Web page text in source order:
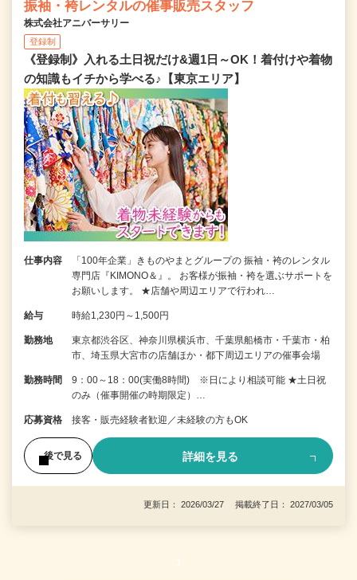
振袖・袴レンタルの催事販売スタッフ
株式会社アニバーサリー
登録制
《登録制》入れる土日祝だけ&週1日～OK！着付けや着物
の知識もイチから学べる♪【東京エリア】
仕事内容
「100年企業」きものやまとグループの 振袖・袴のレンタル
専門店『KIMONO＆』。 お客様が振袖・袴を選ぶサポートを
お願いします。 ★店舗や周辺エリアで行われ…
給与 時給1,230円～1,500円
勤務地
東京都渋谷区、神奈川県横浜市、千葉県船橋市・千葉市・柏
市、埼玉県大宮市の店舗ほか・都下周辺エリアの催事会場
勤務時間
9：00～18：00(実働8時間) ※日により相談可能 ★土日祝
のみ（催事開催の時期限定）…
応募資格 接客・販売経験者歓迎／未経験の方もOK
後で見る 詳細を見る
更新日： 2026/03/27 掲載終了日： 2027/03/05
1